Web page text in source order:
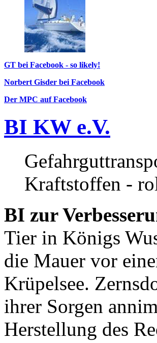
GT bei Facebook - so likely!
Norbert Gisder bei Facebook
Der MPC auf Facebook
BI KW e.V.
Kraftstoffen -
BI zur
Tier in Königs
die Mauer vor
Krüpelsee.
ihrer Sorgen
Herstellung des